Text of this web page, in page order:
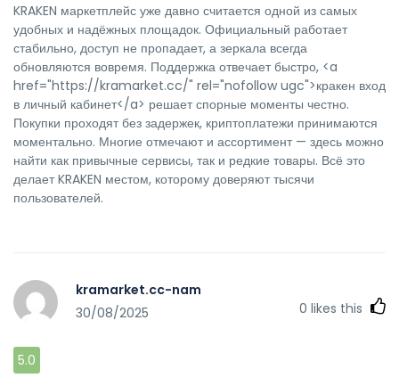
KRAKEN маркетплейс уже давно считается одной из самых
удобных и надёжных площадок. Официальный работает
стабильно, доступ не пропадает, а зеркала всегда
обновляются вовремя. Поддержка отвечает быстро, <a
href="https://kramarket.cc/" rel="nofollow ugc">кракен вход
в личный кабинет</a> решает спорные моменты честно.
Покупки проходят без задержек, криптоплатежи принимаются
моментально. Многие отмечают и ассортимент — здесь можно
найти как привычные сервисы, так и редкие товары. Всё это
делает KRAKEN местом, которому доверяют тысячи
пользователей.
kramarket.cc-nam
30/08/2025
0 likes this
5.0